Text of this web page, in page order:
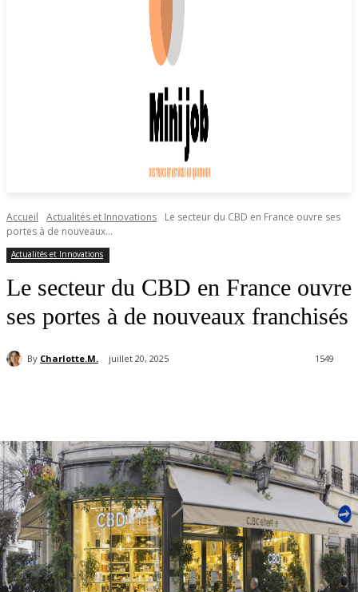
Accueil Actualités et Innovations
Le secteur du CBD en France ouvre ses
portes à de nouveaux...
Actualités et Innovations
Le secteur du CBD en France ouvre
ses portes à de nouveaux franchisés
By Charlotte.M. juillet 20, 2025 1549